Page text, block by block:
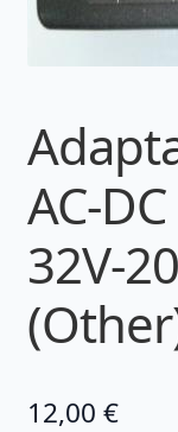
AC-
32V-
12,00 €